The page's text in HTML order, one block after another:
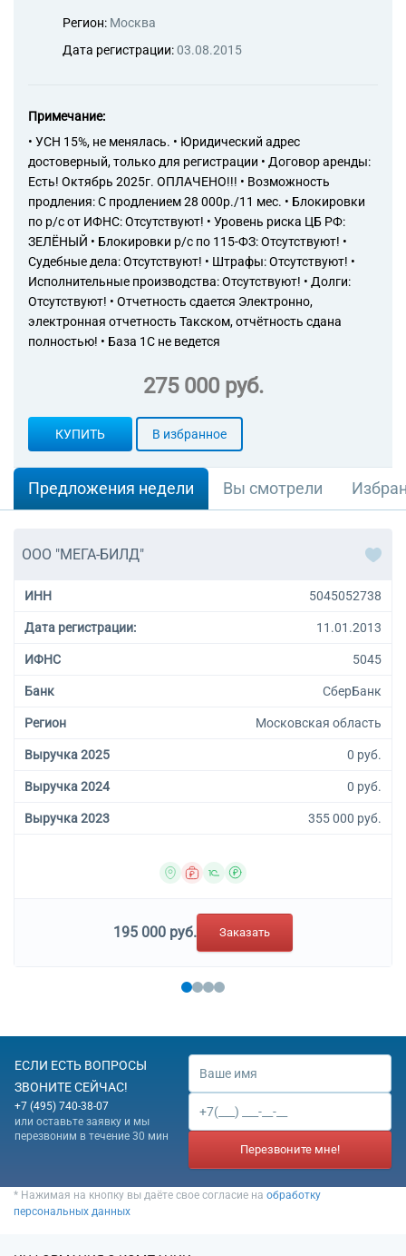
Регион: Москва
Дата регистрации:03.08.2015
Примечание:
• УСН 15%, не менялась. • Юридический адрес
достоверный, только для регистрации • Договор аренды:
Есть! Октябрь 2025г. ОПЛАЧЕНО!!! • Возможность
продления: С продлением 28 000р./11 мес. • Блокировки
по р/с от ИФНС: Отсутствуют! • Уровень риска ЦБ РФ:
ЗЕЛЁНЫЙ • Блокировки р/с по 115-ФЗ: Отсутствуют! •
Судебные дела: Отсутствуют! • Штрафы: Отсутствуют! •
Исполнительные производства: Отсутствуют! • Долги:
Отсутствуют! • Отчетность сдается Электронно,
электронная отчетность Такском, отчётность сдана
полностью! • База 1С не ведется
275 000 руб.
КУПИТЬ В избранное
Предложения недели Вы смотрели
ООО "МЕГА-БИЛД"
ИНН 5045052738
Дата регистрации: 11.01.2013
ИФНС 5045
Банк СберБанк
Регион Московская область
Выручка 2025 0 руб.
Выручка 2024 0 руб.
Выручка 2023 355 000 руб.
195 000 руб. Заказать
ЕСЛИ ЕСТЬ ВОПРОСЫ
ЗВОНИТЕ СЕЙЧАС!
+7 (495) 740-38-07
или оставьте заявку и мы
перезвоним в течение 30 мин
Перезвоните мне!
* Нажимая на кнопку вы даёте свое согласие на обработку
персональных данных